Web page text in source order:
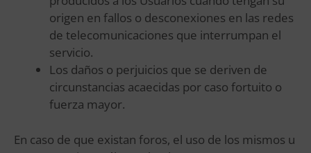
origen en fallos o desconexiones en las redes
de telecomunicaciones que interrumpan el
servicio.
Los daños o perjuicios que se deriven de
circunstancias acaecidas por caso fortuito o
fuerza mayor.
En caso de que existan foros, el uso de los mismos u